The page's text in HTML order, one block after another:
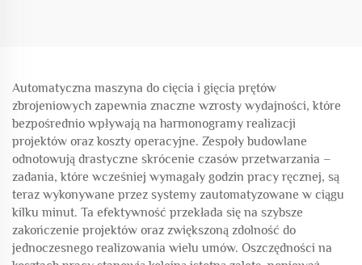
Automatyczna maszyna do cięcia i gięcia prętów
zbrojeniowych zapewnia znaczne wzrosty wydajności, które
bezpośrednio wpływają na harmonogramy realizacji
projektów oraz koszty operacyjne. Zespoły budowlane
odnotowują drastyczne skrócenie czasów przetwarzania –
zadania, które wcześniej wymagały godzin pracy ręcznej, są
teraz wykonywane przez systemy zautomatyzowane w ciągu
kilku minut. Ta efektywność przekłada się na szybsze
zakończenie projektów oraz zwiększoną zdolność do
jednoczesnego realizowania wielu umów. Oszczędności na